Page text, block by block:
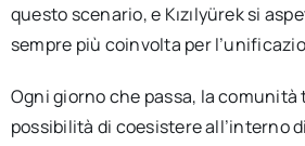
questo scenario, e Kızılyürek si
sempre più coinvolta per
Ogni giorno che passa, la
possibilità di coesistere all’interno